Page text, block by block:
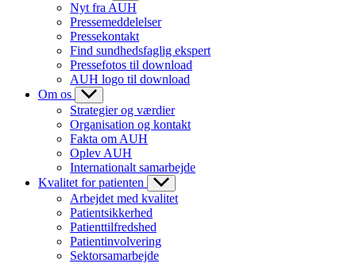
Nyt fra AUH
Pressemeddelelser
Pressekontakt
Find sundhedsfaglig ekspert
Pressefotos til download
AUH logo til download
Om os
Strategier og værdier
Organisation og kontakt
Fakta om AUH
Oplev AUH
Internationalt samarbejde
Kvalitet for patienten
Arbejdet med kvalitet
Patientsikkerhed
Patienttilfredshed
Patientinvolvering
Sektorsamarbejde